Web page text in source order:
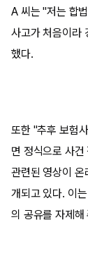
A 씨는 "저는 합
사고가 처음이라
했다.
또한 "추후 보험
면 정식으로 사
관련된 영상이 온
개되고 있다. 이
의 공유를 자제